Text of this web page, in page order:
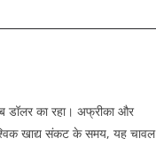
डॉलर का रहा। अफ्रीका और
खाद्य संकट के समय, यह चावल